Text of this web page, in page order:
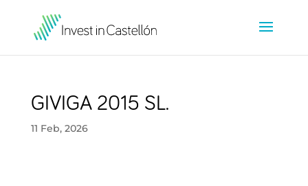
GIVIGA 2015 SL.
11 Feb, 2026